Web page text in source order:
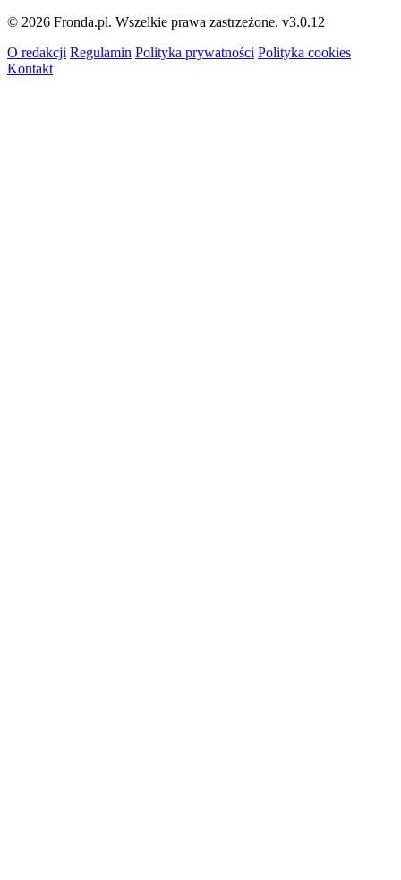
© 2026 Fronda.pl. Wszelkie prawa zastrzeżone. v3.0.12
O redakcji Regulamin Polityka prywatności Polityka cookies
Kontakt